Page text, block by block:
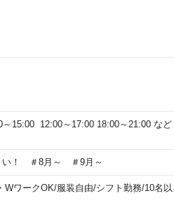
～15:00 12:00～17:00 18:00～21:00 など
い！ ＃8月～ ＃9月～
WワークOK/服装自由/シフト勤務/10名以